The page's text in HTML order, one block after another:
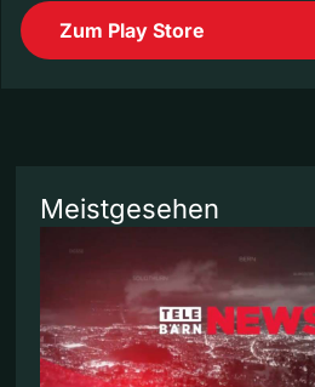
Zum Play Store
Meistgesehen